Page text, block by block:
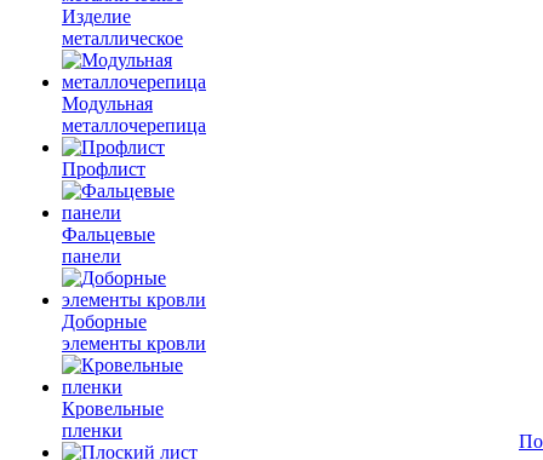
Изделие
металлическое
Модульная
металлочерепица
Профлист
Фальцевые
панели
Доборные
элементы кровли
Кровельные
пленки